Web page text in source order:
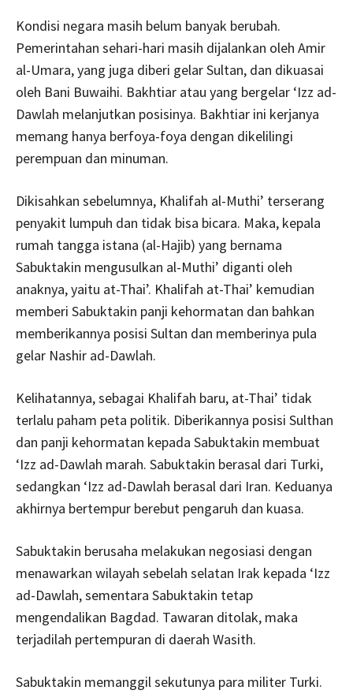
Kondisi negara masih belum banyak berubah.
Pemerintahan sehari-hari masih dijalankan oleh Amir
al-Umara, yang juga diberi gelar Sultan, dan dikuasai
oleh Bani Buwaihi. Bakhtiar atau yang bergelar ‘Izz ad-
Dawlah melanjutkan posisinya. Bakhtiar ini kerjanya
memang hanya berfoya-foya dengan dikelilingi
perempuan dan minuman.
Dikisahkan sebelumnya, Khalifah al-Muthi’ terserang
penyakit lumpuh dan tidak bisa bicara. Maka, kepala
rumah tangga istana (al-Hajib) yang bernama
Sabuktakin mengusulkan al-Muthi’ diganti oleh
anaknya, yaitu at-Thai’. Khalifah at-Thai’ kemudian
memberi Sabuktakin panji kehormatan dan bahkan
memberikannya posisi Sultan dan memberinya pula
gelar Nashir ad-Dawlah.
Kelihatannya, sebagai Khalifah baru, at-Thai’ tidak
terlalu paham peta politik. Diberikannya posisi Sulthan
dan panji kehormatan kepada Sabuktakin membuat
‘Izz ad-Dawlah marah. Sabuktakin berasal dari Turki,
sedangkan ‘Izz ad-Dawlah berasal dari Iran. Keduanya
akhirnya bertempur berebut pengaruh dan kuasa.
Sabuktakin berusaha melakukan negosiasi dengan
menawarkan wilayah sebelah selatan Irak kepada ‘Izz
ad-Dawlah, sementara Sabuktakin tetap
mengendalikan Bagdad. Tawaran ditolak, maka
terjadilah pertempuran di daerah Wasith.
Sabuktakin memanggil sekutunya para militer Turki.